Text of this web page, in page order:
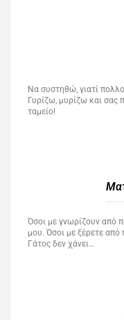
Να συστηθώ, γιατί
Γυρίζω, μυρίζω και σας
ταμείο!
Όσοι με γνωρίζουν από
μου. Όσοι με ξέρετε
Γάτος δεν χάνει…